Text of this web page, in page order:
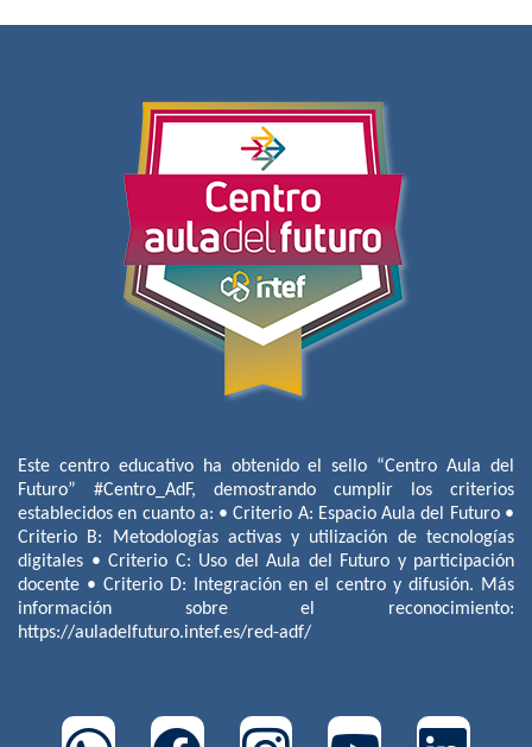
Este centro educativo ha obtenido el sello “Centro Aula del
Futuro” #Centro_AdF, demostrando cumplir los criterios
establecidos en cuanto a: • Criterio A: Espacio Aula del Futuro •
Criterio B: Metodologías activas y utilización de tecnologías
digitales • Criterio C: Uso del Aula del Futuro y participación
docente • Criterio D: Integración en el centro y difusión. Más
información sobre el reconocimiento:
https://auladelfuturo.intef.es/red-adf/